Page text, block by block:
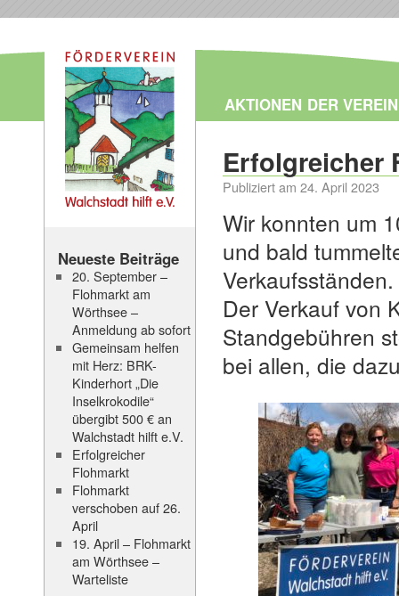
AKTIONEN DER VEREIN
Erfolgreicher
Publiziert am 24. April 2023
Wir konnten um
und bald
Verkaufsständen.
Der Verkauf von
Standgebühren
bei allen, die
Neueste Beiträge
20. September –
Flohmarkt am
Wörthsee –
Anmeldung ab sofort
Gemeinsam helfen
mit Herz: BRK-
Kinderhort „Die
Inselkrokodile“
übergibt 500 € an
Walchstadt hilft e.V.
Erfolgreicher
Flohmarkt
Flohmarkt
verschoben auf 26.
April
19. April – Flohmarkt
am Wörthsee –
Warteliste